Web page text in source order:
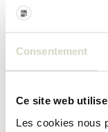
Consentement
Ce site web
Les cookies nous
l'endroit idéal pour
table Ø60x73cm,
Dimensions :
50 x largeur 42 x
Matériel: fer
Autre : peut être
degrés). Nettoyer